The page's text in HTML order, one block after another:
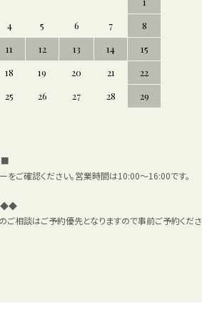
4 5 6 7
8
11 12 13 14
15
18 19 20 21
22
25 26 27 28
29
をご確認ください。営業時間は10:00～16:00です。
ご相談はご予約優先となりますので事前ご予約くだ